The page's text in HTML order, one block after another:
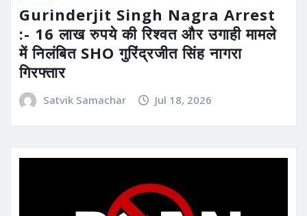
Gurinderjit Singh Nagra Arrest
:- 16 लाख रुपये की रिश्वत और उगाही मामले
में निलंबित SHO गुरिंद्रजीत सिंह नागरा
गिरफ्तार
Satvik Samachar Jul 18, 2026